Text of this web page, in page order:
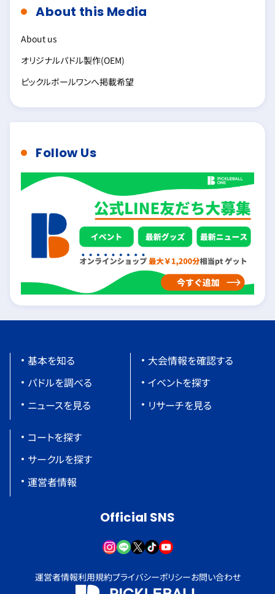
About this Media
About us
オリジナルパドル製作(OEM)
ピックルボールワンへ掲載希望
Follow Us
基本を知る
パドルを調べる
ニュースを見る
大会情報を確認する
イベントを探す
リサーチを見る
コートを探す
サークルを探す
運営者情報
Official SNS
運営者情報利用規約プライバシーポリシーお問い合わせ